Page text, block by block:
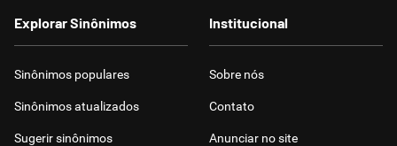
Explorar Sinônimos
Sinônimos populares
Sinônimos atualizados
Sugerir sinônimos
Institucional
Sobre nós
Contato
Anunciar no site